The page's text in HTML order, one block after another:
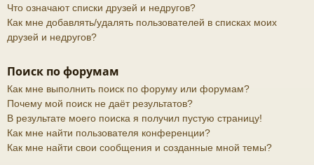
Что означают списки друзей и недругов?
Как мне добавлять/удалять пользователей в списках моих
друзей и недругов?
Поиск по форумам
Как мне выполнить поиск по форуму или форумам?
Почему мой поиск не даёт результатов?
В результате моего поиска я получил пустую страницу!
Как мне найти пользователя конференции?
Как мне найти свои сообщения и созданные мной темы?